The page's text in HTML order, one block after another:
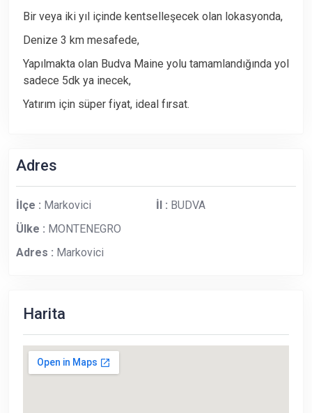
Bir veya iki yıl içinde kentselleşecek olan lokasyonda,
Denize 3 km mesafede,
Yapılmakta olan Budva Maine yolu tamamlandığında yol
sadece 5dk ya inecek,
Yatırım için süper fiyat, ideal fırsat.
Adres
İlçe : Markovici İl : BUDVA
Ülke : MONTENEGRO
Adres : Markovici
Harita